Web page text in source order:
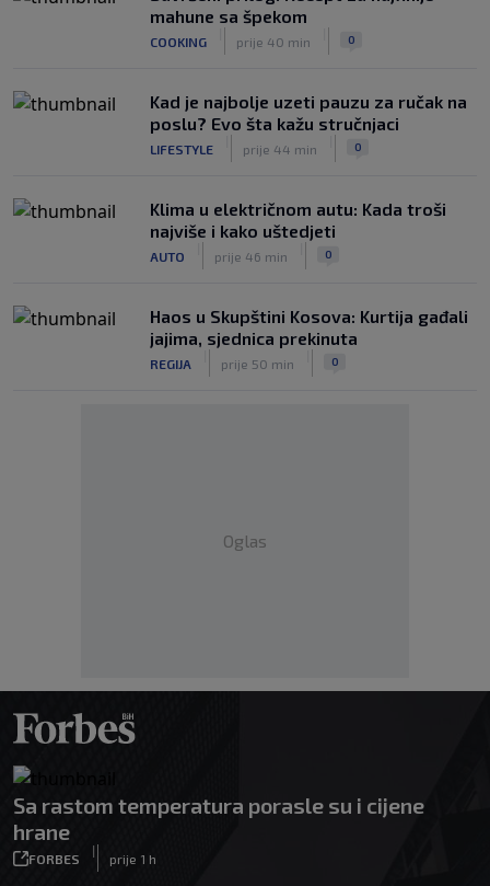
mahune sa špekom
COOKING prije 40 min 0
Kad je najbolje uzeti pauzu za ručak na
poslu? Evo šta kažu stručnjaci
LIFESTYLE prije 44 min 0
Klima u električnom autu: Kada troši
najviše i kako uštedjeti
AUTO prije 46 min 0
Haos u Skupštini Kosova: Kurtija gađali
jajima, sjednica prekinuta
REGIJA prije 50 min 0
Oglas
Sa rastom temperatura porasle su i cijene
hrane
FORBES
|
prije 1 h